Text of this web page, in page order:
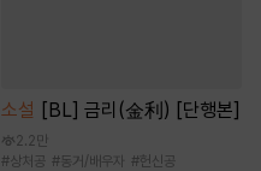
소설 [BL] 금리(金利) [단행본]
2.2만
#상처공 #동거/배우자 #헌신공